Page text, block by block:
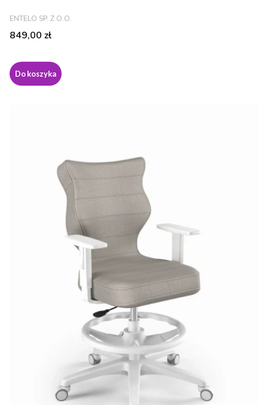
PRODUCENT
ENTELO SP. Z O.O.
Cena
849,00 zł
Do koszyka